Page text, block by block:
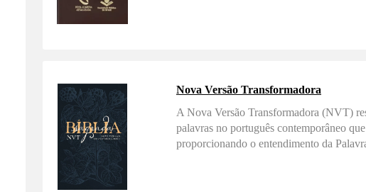
Nova Versão Transformadora
A Nova Versão Transformadora (NVT)
palavras no português contemporâneo
proporcionando o entendimento da